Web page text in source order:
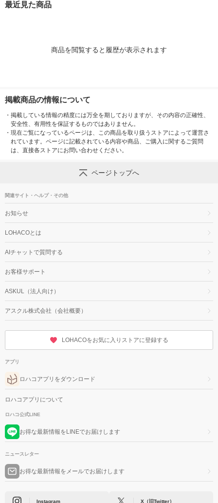
最近見た商品
商品を閲覧すると履歴が表示されます
掲載商品の情報について
・ 掲載している情報の精度には万全を期しておりますが、その内容の正確性、
安全性、有用性を保証するものではありません。
・ 現在ご覧になっているページは、この商品を取り扱うストアによって運営さ
れています。ページに記載されている内容や商品、ご購入に関するご質問
は、直接各ストアにお問い合わせください。
ページトップへ
関連サイト・ヘルプ・その他
お知らせ
LOHACOとは
AIチャットで質問する
お客様サポート
ASKUL（法人向け）
アスクル株式会社（会社概要）
LOHACOをお気に入りストアに登録する
アプリ
ロハコアプリをダウンロード
ロハコアプリについて
ロハコ公式LINE
お得な最新情報をLINEでお届けします
ニュースレター
お得な最新情報をメールでお届けします
Instagram X（旧Twitter）